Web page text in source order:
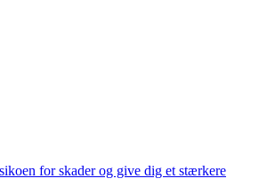
for skader og give dig et stærkere